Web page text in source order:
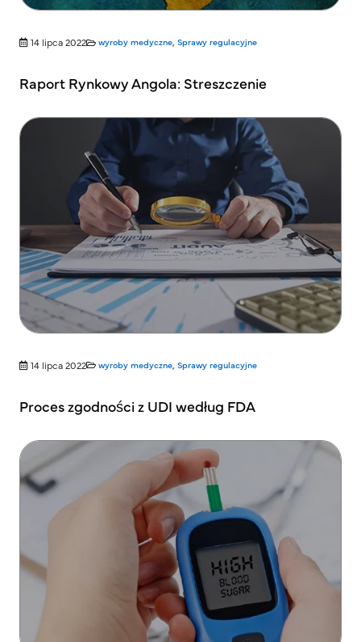
14 lipca 2022 wyroby medyczne, Sprawy regulacyjne
Raport Rynkowy Angola: Streszczenie
14 lipca 2022 wyroby medyczne Sprawy regulacyjne
Proces zgodności z UDI według FDA